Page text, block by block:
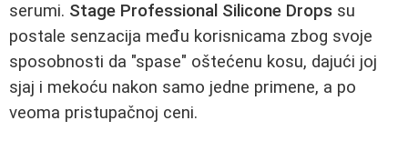
serumi. Stage Professional Silicone Drops su
postale senzacija među korisnicama zbog svoje
sposobnosti da "spase" oštećenu kosu, dajući joj
sjaj i mekoću nakon samo jedne primene, a po
veoma pristupačnoj ceni.